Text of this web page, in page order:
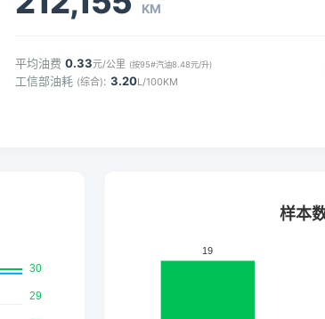
KM
平均油费 0.33元/公里 (按95#汽油8.48元/升)
工信部油耗 (综合): 3.20L/100KM